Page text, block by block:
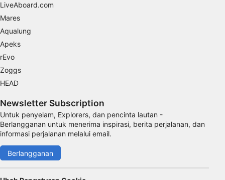
LiveAboard.com
Mares
Aqualung
Apeks
rEvo
Zoggs
HEAD
Newsletter Subscription
Untuk penyelam, Explorers, dan pencinta lautan -
Berlangganan untuk menerima inspirasi, berita perjalanan, dan
informasi perjalanan melalui email.
Berlangganan
Use precise geolocation data
Identify devices based on information
Tujuan pemrosesan non-IAB:
Perlu
Fungsional
Iklan